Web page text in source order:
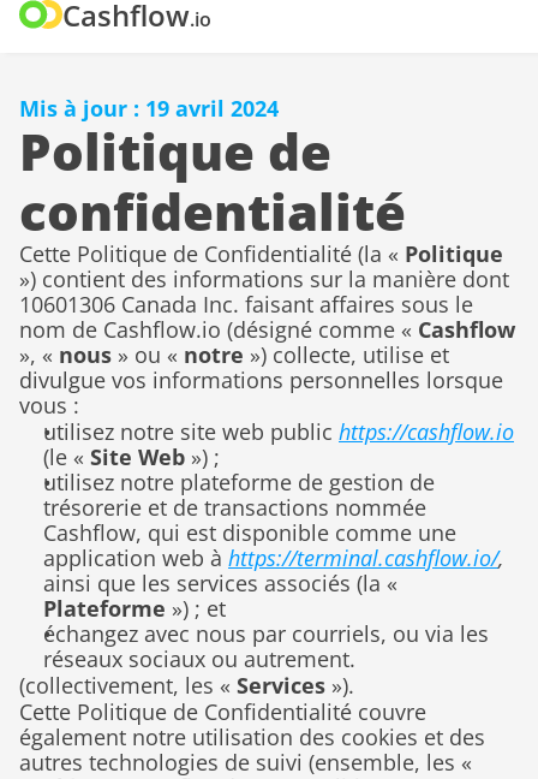
Cashflow.io
Mis à jour : 19 avril 2024
Politique de
confidentialité
Cette Politique de Confidentialité (la « Politique
») contient des informations sur la manière dont
10601306 Canada Inc. faisant affaires sous le
nom de Cashflow.io (désigné comme « Cashflow
», « nous » ou « notre ») collecte, utilise et
divulgue vos informations personnelles lorsque
vous :
utilisez notre site web public https://cashflow.io
(le « Site Web ») ;
utilisez notre plateforme de gestion de
trésorerie et de transactions nommée
Cashflow, qui est disponible comme une
application web à https://terminal.cashflow.io/,
Plateforme ») ; et
échangez avec nous par courriels, ou via les
réseaux sociaux ou autrement.
(collectivement, les « Services »).
Cette Politique de Confidentialité couvre
également notre utilisation des cookies et des